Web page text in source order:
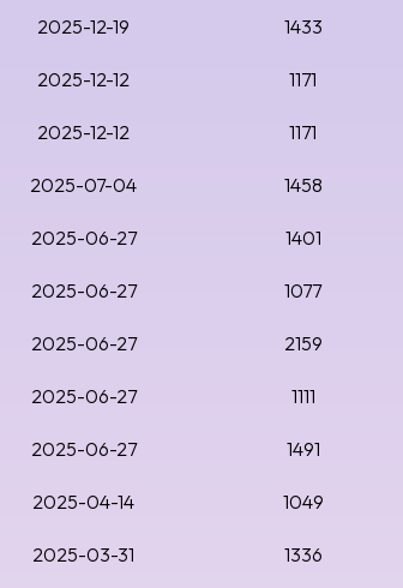
2025-12-19 1433
2025-12-12 1171
2025-12-12 1171
2025-07-04 1458
2025-06-27 1401
2025-06-27 1077
2025-06-27 2159
2025-06-27 1111
2025-06-27 1491
2025-04-14 1049
2025-03-31 1336